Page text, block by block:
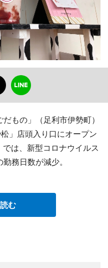
もの」（足利市伊勢町）
」店頭入り口にオープン
は、新型コロナウイルス
務日数が減少。
む